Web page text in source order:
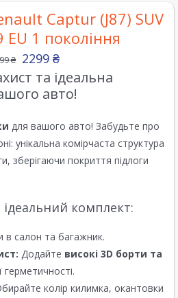
Captur (J87) SUV
EU 1 покоління
₴ 2299 ₴
та ідеальна
авто!
для вашого авто! Забудьте про
унікальна комірчаста структура
зберігаючи покриття підлоги
ідеальний комплект:
в салон та багажник.
Додайте високі 3D борти та
герметичності.
колір килимка, окантовки